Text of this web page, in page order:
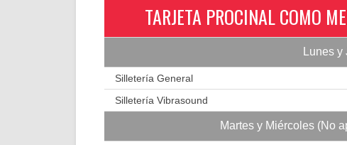
TARJETA PROCINAL COMO
Lunes
Silletería General
Silletería Vibrasound
Martes y Miércoles (No